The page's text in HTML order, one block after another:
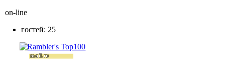
on-line
гостей: 25